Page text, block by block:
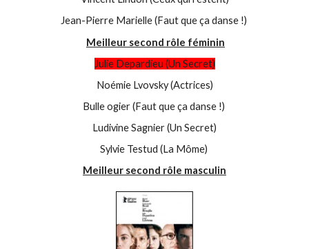
Jean-Pierre Marielle (Faut que ça danse !)
Meilleur second rôle féminin
Julie Depardieu (Un Secret)
Noémie Lvovsky (Actrices)
Bulle ogier (Faut que ça danse !)
Ludivine Sagnier (Un Secret)
Sylvie Testud (La Môme)
Meilleur second rôle masculin